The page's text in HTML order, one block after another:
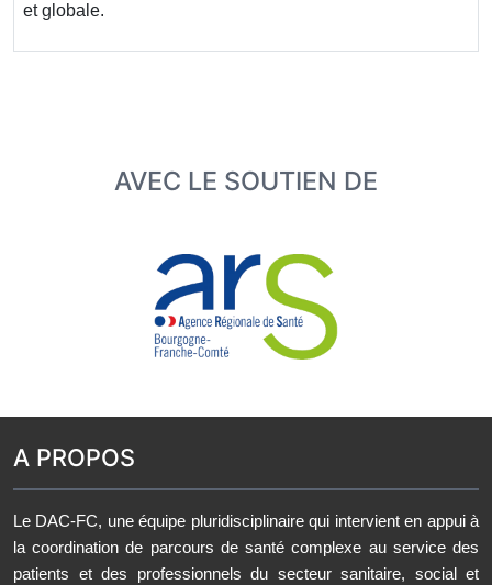
et globale.
AVEC LE SOUTIEN DE
A PROPOS
Le DAC-FC, une équipe pluridisciplinaire qui intervient en appui à
la coordination de parcours de santé complexe au service des
patients et des professionnels du secteur sanitaire, social et